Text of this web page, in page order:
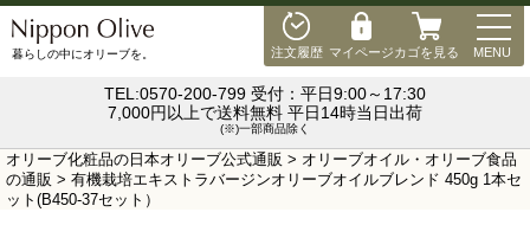
注文履歴 マイページカゴを見る MENU
暮らしの中にオリーブを。
TEL:0570-200-799 受付：平日9:00～17:30
7,000円以上で送料無料 平日14時当日出荷
(※)一部商品除く
オリーブ化粧品の日本オリーブ公式通販 > オリーブオイル・オリーブ食品
の通販 > 有機栽培エキストラバージンオリーブオイルブレンド 450g 1本セ
ット(B450-37セット）